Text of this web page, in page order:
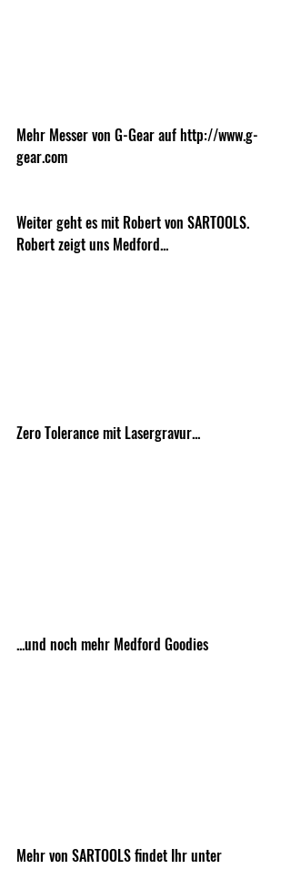
Mehr Messer von G-Gear auf http://www.g-
gear.com
Weiter geht es mit Robert von SARTOOLS.
Robert zeigt uns Medford...
Zero Tolerance mit Lasergravur...
...und noch mehr Medford Goodies
Mehr von SARTOOLS findet Ihr unter